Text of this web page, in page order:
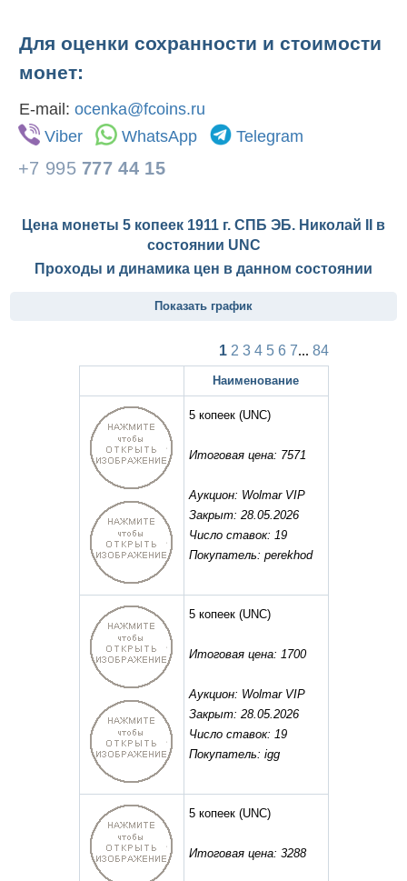
Для оценки сохранности и стоимости
монет:
E-mail: ocenka@fcoins.ru
Viber
WhatsApp Telegram
+7 995 777 44 15
Цена монеты 5 копеек 1911 г. СПБ ЭБ. Николай II в
состоянии UNC
Проходы и динамика цен в данном состоянии
Показать график
1 2 3 4 5 6 7... 84
Наименование
5 копеек(UNC)
Итоговая цена: 7571
Аукцион: Wolmar VIP
Закрыт: 28.05.2026
Число ставок: 19
Покупатель: perekhod
5 копеек(UNC)
Итоговая цена: 1700
Аукцион: Wolmar VIP
Закрыт: 28.05.2026
Число ставок: 19
Покупатель: igg
5 копеек(UNC)
Итоговая цена: 3288